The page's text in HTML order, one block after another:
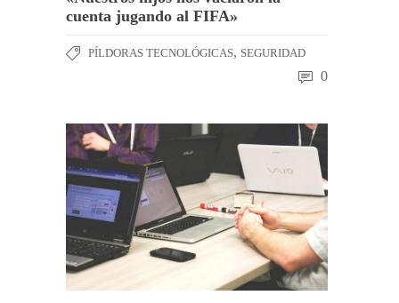
cuenta jugando al FIFA»
PÍLDORAS TECNOLÓGICAS, SEGURIDAD
0